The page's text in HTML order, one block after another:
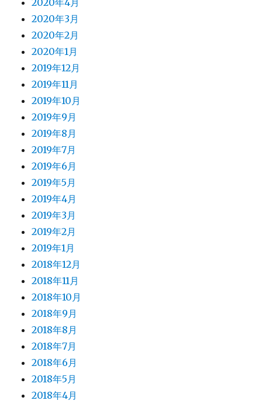
2020年4月
2020年3月
2020年2月
2020年1月
2019年12月
2019年11月
2019年10月
2019年9月
2019年8月
2019年7月
2019年6月
2019年5月
2019年4月
2019年3月
2019年2月
2019年1月
2018年12月
2018年11月
2018年10月
2018年9月
2018年8月
2018年7月
2018年6月
2018年5月
2018年4月